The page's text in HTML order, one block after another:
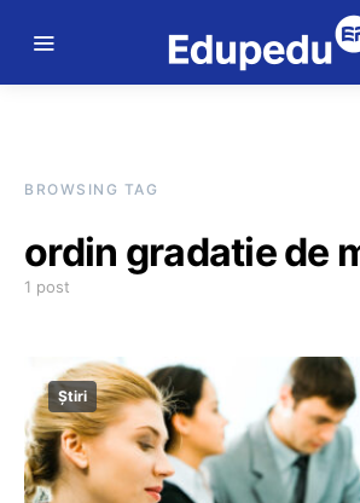
BROWSING TAG
ordin gradatie de
1 post
Știri